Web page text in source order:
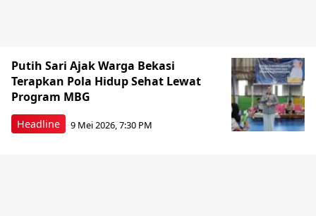
Headline
Putih Sari Ajak Warga Bekasi
Terapkan Pola Hidup Sehat Lewat
Program MBG
9 Mei 2026, 7:30 PM